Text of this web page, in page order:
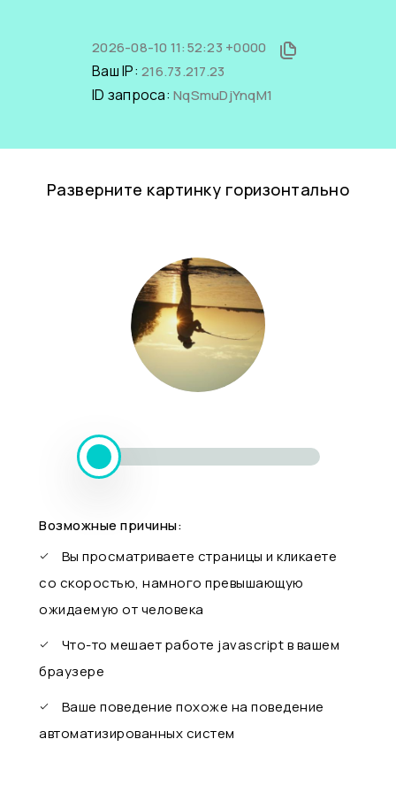
2026-08-10 11:52:23 +0000
Ваш IP: 216.73.217.23
ID запроса: NqSmuDjYnqM1
Разверните картинку горизонтально
Возможные причины:
Вы просматриваете страницы и кликаете
со скоростью, намного превышающую
ожидаемую от человека
Что-то мешает работе javascript в вашем
браузере
Ваше поведение похоже на поведение
автоматизированных систем